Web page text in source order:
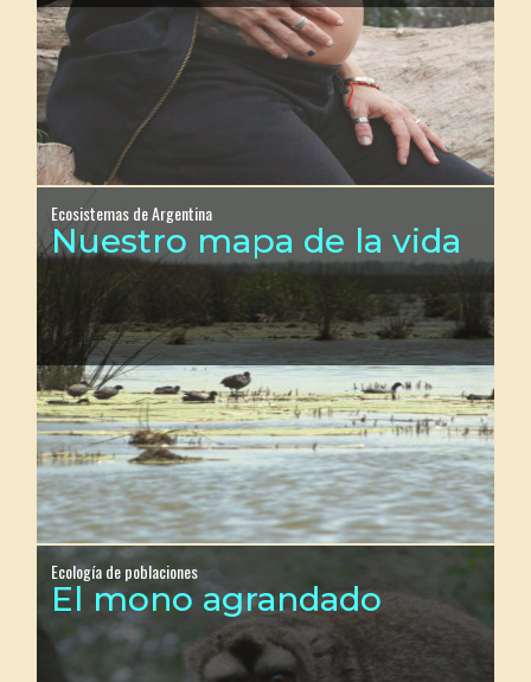
Ecosistemas de Argentina
Nuestro mapa de la vida
Ecología de poblaciones
El mono agrandado